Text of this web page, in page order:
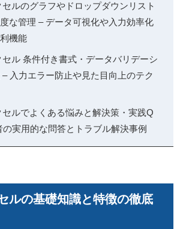
ルのグラフやドロップダウンリスト
な管理 – データ可視化や入力効率化
機能
ル 条件付き書式・データバリデーシ
– 入力エラー防止や見た目向上のテク
ルでよくある悩みと解決策・実践Q
の実用的な問答とトラブル解決事例
ルの基礎知識と特徴の徹底